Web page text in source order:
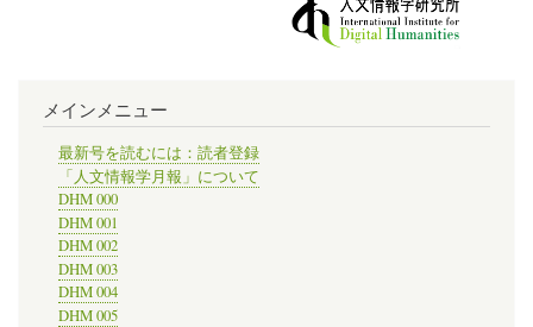
ウ
ォ
ー
ズ
2014
メインメニュー
最新号を読むには：読者登録
「人文情報学月報」について
DHM 000
DHM 001
DHM 002
DHM 003
DHM 004
DHM 005